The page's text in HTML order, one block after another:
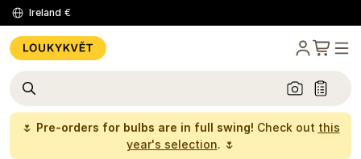
Ireland €
🌷 Pre-orders for bulbs are in full swing! Check out this
year's selection. 🌷